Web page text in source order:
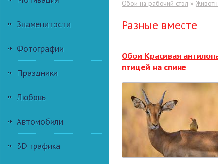
Знаменитости
Фотографии
Праздники
Любовь
Автомобили
3D-графика
Обои на рабочий стол »
Разные вместе
Обои Красивая
птицей на спине